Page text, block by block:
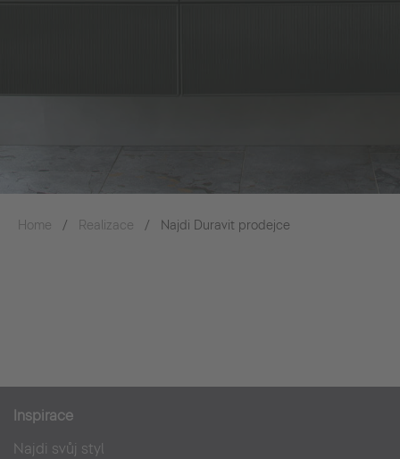
Home Realizace Najdi Duravit prodejce
Inspirace
Najdi svůj styl